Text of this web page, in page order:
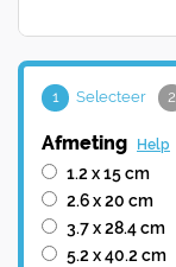
1 Selecteer 2
Afmeting Help
1.2 x 15 cm
2.6 x 20 cm
3.7 x 28.4 cm
5.2 x 40.2 cm